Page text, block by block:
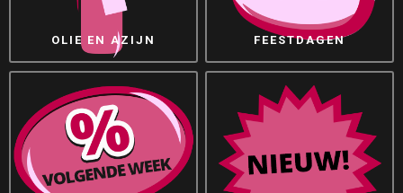
OLIE EN AZIJN FEESTDAGEN